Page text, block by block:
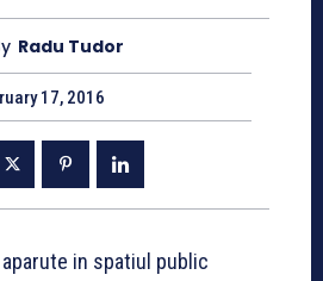
Radu Tudor
17, 2016
in spatiul public